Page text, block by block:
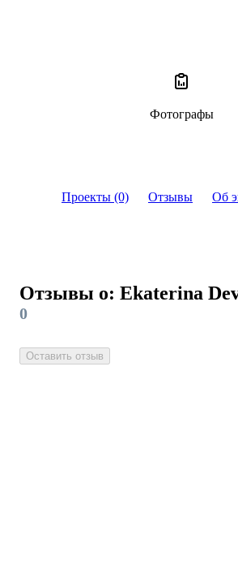
Проекты (0) Отзывы Об
Отзывы о: Ekaterina
0
Оставить отзыв
Фотографы